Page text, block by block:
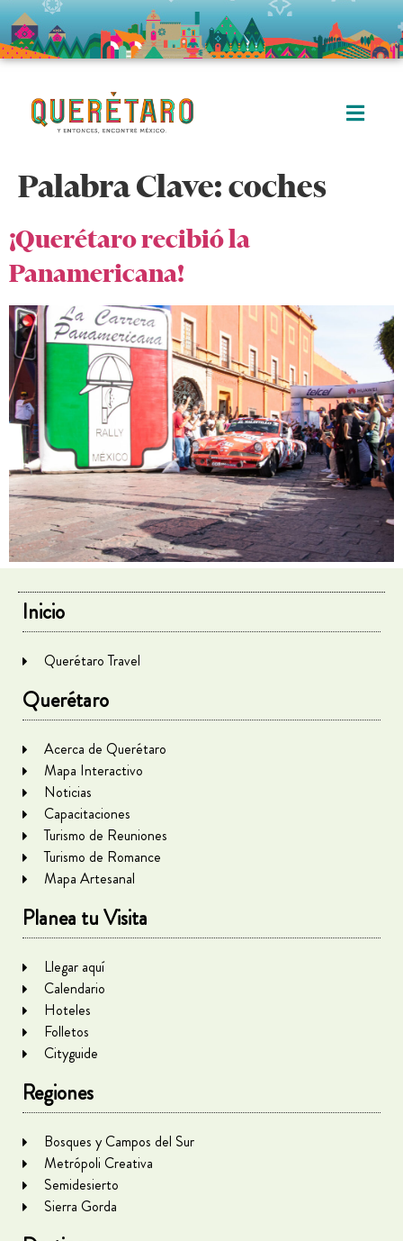
Palabra Clave:coches
¡Querétaro recibió la
Panamericana!
Inicio
Querétaro Travel
Querétaro
Acerca de Querétaro
Mapa Interactivo
Noticias
Capacitaciones
Turismo de Reuniones
Turismo de Romance
Mapa Artesanal
Planea tu Visita
Llegar aquí
Calendario
Hoteles
Folletos
Cityguide
Regiones
Bosques y Campos del Sur
Metrópoli Creativa
Semidesierto
Sierra Gorda